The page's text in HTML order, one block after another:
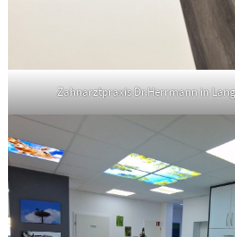
Zahnarztpraxis Dr.Herrmann in